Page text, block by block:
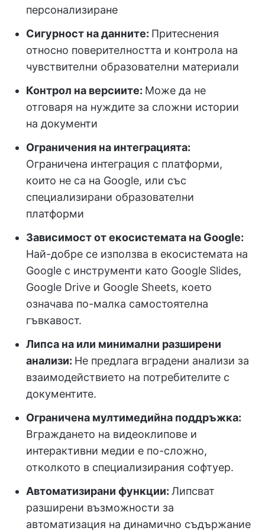
персонализиране
Сигурност на данните: Притеснения
относно поверителността и контрола на
чувствителни образователни материали
Контрол на версиите: Може да не
отговаря на нуждите за сложни истории
на документи
Ограничения на интеграцията:
Ограничена интеграция с платформи,
които не са на Google, или със
специализирани образователни
платформи
Зависимост от екосистемата на Google:
Най-добре се използва в екосистемата на
Google с инструменти като Google Slides,
Google Drive и Google Sheets, което
означава по-малка самостоятелна
гъвкавост.
Липса на или минимални разширени
анализи: Не предлага вградени анализи за
взаимодействието на потребителите с
документите.
Ограничена мултимедийна поддръжка:
Вграждането на видеоклипове и
интерактивни медии е по-сложно,
отколкото в специализирания софтуер.
Автоматизирани функции: Липсват
разширени възможности за
автоматизация на динамично съдържание